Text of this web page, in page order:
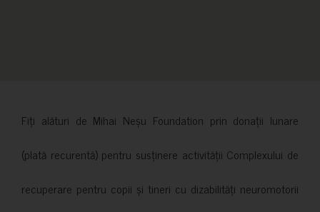
Fiți alături de Mihai Neșu Foundation prin donații lunare
(plată recurentă) pentru susținere activității Complexului de
recuperare pentru copii și tineri cu dizabilități neuromotorii